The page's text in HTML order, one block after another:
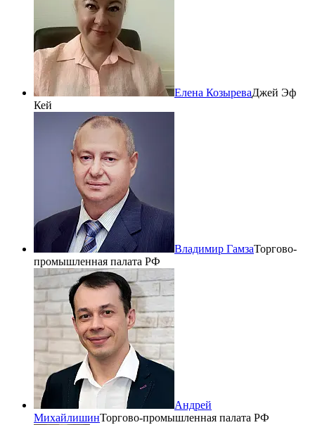
Елена КозыреваДжей Эф
Кей
Владимир ГамзаТоргово-
промышленная палата РФ
Андрей
МихайлишинТоргово-промышленная палата РФ